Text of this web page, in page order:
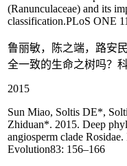
(Ranunculaceae) and its
classification.PLoS ONE
鲁丽敏，陈之端，路安
全一致的生命之树吗？
2015
Sun Miao, Soltis DE*,
Zhiduan*. 2015. Deep
angiosperm clade
Evolution83: 156–166